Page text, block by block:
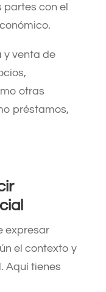
partes con el
y venta de
otras
préstamos,
expresar
el contexto y
Aquí tienes